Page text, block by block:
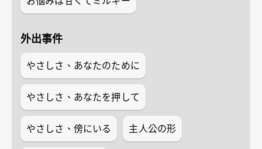
外出事件
やさしさ、あなたのために
やさしさ、あなたを押して
やさしさ、傍にいる 主人公の形